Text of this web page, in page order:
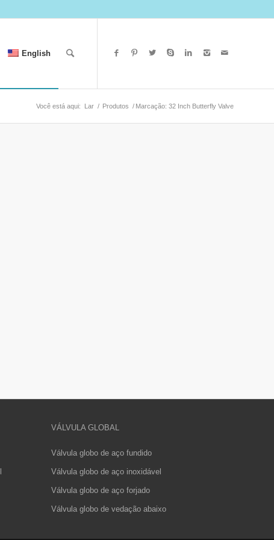
English
Você está aqui: Lar / Produtos / Marcação: 32 Inch Butterfly Valve
VÁLVULA GLOBAL
Válvula globo de aço fundido
Válvula globo de aço inoxidável
Válvula globo de aço forjado
Válvula globo de vedação abaixo